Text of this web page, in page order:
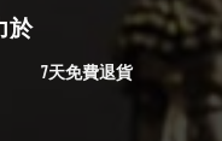
於
7天免費退貨